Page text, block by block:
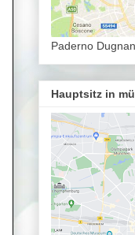
Paderno
Hauptsitz in